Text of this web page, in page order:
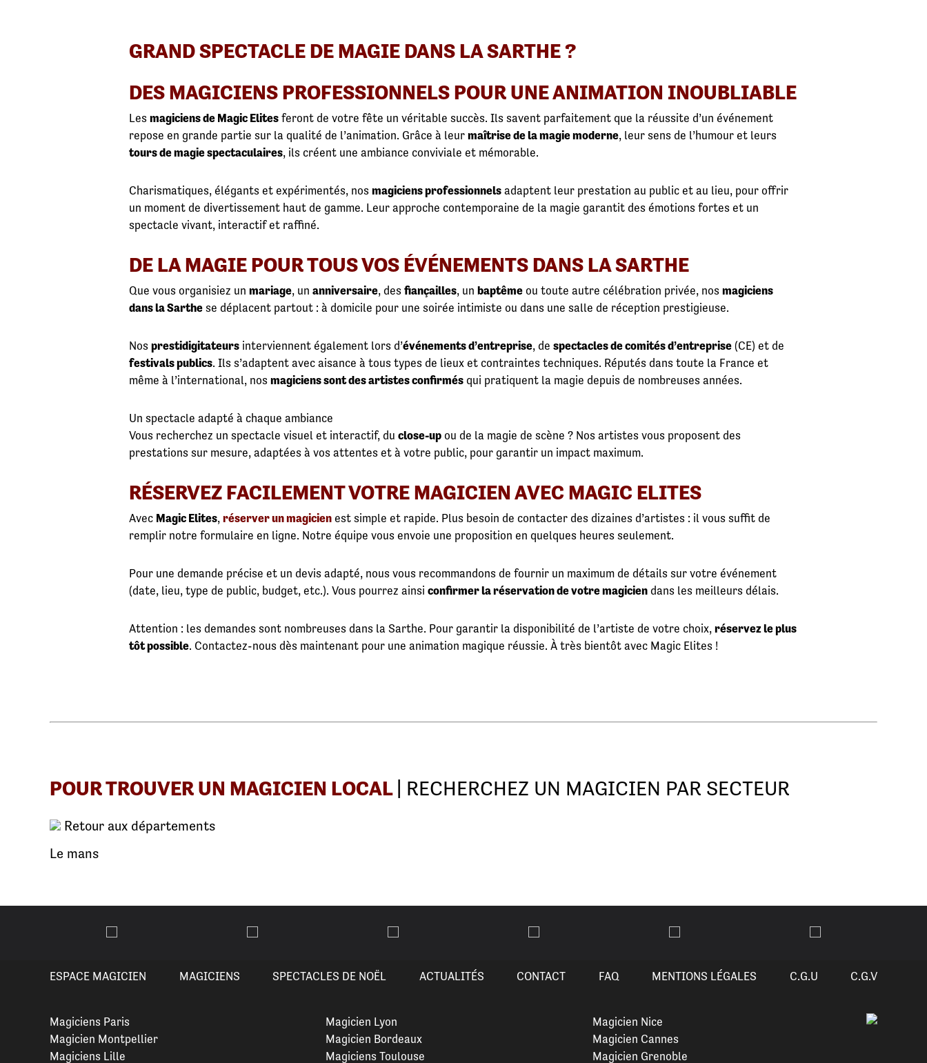
GRAND SPECTACLE DE MAGIE DANS LA SARTHE ?
DES MAGICIENS PROFESSIONNELS POUR UNE ANIMATION INOUBLIABLE
Les magiciens de Magic Elites feront de votre fête un véritable succès. Ils savent parfaitement que la réussite d’un événement
repose en grande partie sur la qualité de l’animation. Grâce à leur maîtrise de la magie moderne, leur sens de l’humour et leurs
tours de magie spectaculaires, ils créent une ambiance conviviale et mémorable.
Charismatiques, élégants et expérimentés, nos magiciens professionnels adaptent leur prestation au public et au lieu, pour offrir
un moment de divertissement haut de gamme. Leur approche contemporaine de la magie garantit des émotions fortes et un
spectacle vivant, interactif et raffiné.
DE LA MAGIE POUR TOUS VOS ÉVÉNEMENTS DANS LA SARTHE
Que vous organisiez un mariage, un anniversaire, des fiançailles, un baptême ou toute autre célébration privée, nos magiciens
dans la Sarthe se déplacent partout : à domicile pour une soirée intimiste ou dans une salle de réception prestigieuse.
Nos prestidigitateurs interviennent également lors d’événements d’entreprise, de spectacles de comités d’entreprise (CE) et de
festivals publics. Ils s’adaptent avec aisance à tous types de lieux et contraintes techniques. Réputés dans toute la France et
même à l’international, nos magiciens sont des artistes confirmés qui pratiquent la magie depuis de nombreuses années.
Un spectacle adapté à chaque ambiance
Vous recherchez un spectacle visuel et interactif, du close-up ou de la magie de scène ? Nos artistes vous proposent des
prestations sur mesure, adaptées à vos attentes et à votre public, pour garantir un impact maximum.
RÉSERVEZ FACILEMENT VOTRE MAGICIEN AVEC MAGIC ELITES
Avec Magic Elites, réserver un magicien est simple et rapide. Plus besoin de contacter des dizaines d’artistes : il vous suffit de
remplir notre formulaire en ligne. Notre équipe vous envoie une proposition en quelques heures seulement.
Pour une demande précise et un devis adapté, nous vous recommandons de fournir un maximum de détails sur votre événement
(date, lieu, type de public, budget, etc.). Vous pourrez ainsi confirmer la réservation de votre magicien dans les meilleurs délais.
Attention : les demandes sont nombreuses dans la Sarthe. Pour garantir la disponibilité de l’artiste de votre choix, réservez le plus
tôt possible. Contactez-nous dès maintenant pour une animation magique réussie. À très bientôt avec Magic Elites !
POUR TROUVER UN MAGICIEN LOCAL | RECHERCHEZ UN MAGICIEN PAR SECTEUR
Retour aux départements
Le mans
ESPACE MAGICIEN MAGICIENS SPECTACLES DE NOËL ACTUALITÉS CONTACT FAQ MENTIONS LÉGALES C.G.U C.G.V
Magiciens Paris
Magicien Montpellier
Magiciens Lille
Magicien Lyon
Magicien Bordeaux
Magiciens Toulouse
Magicien Nice
Magicien Cannes
Magicien Grenoble